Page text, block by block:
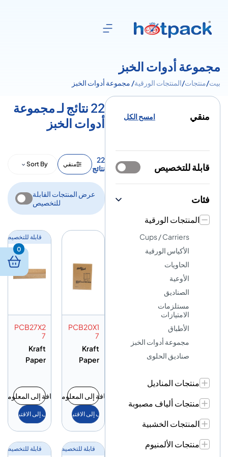
مجموعة أدوات الخبز
بيت/منتجات/المنتجات الورقية/ مجموعة أدوات الخبز
منقي امسح الكل
قابلة للتخصيص
فئات
المنتجات الورقية
Cups / Carriers
الأكياس الورقية
الحاويات
الأوعية
الصناديق
مستلزمات
الامتيازات
الأطباق
مجموعة أدوات الخبز
صناديق الحلوى
منتجات المناديل
منتجات ألياف مصبوبة
المنتجات الخشبية
منتجات الألمنيوم
22 نتائج لـ مجموعة
أدوات الخبز
22
نتائج
منقي Sort By
عرض المنتجات القابلة
للتخصيص
PCB20X1
7
Kraft
Paper
20X17CM
إضافة إلى المعلومات
أضف إلى الاقتباس
قابلة للتخصيص
PCB27X2
7
Kraft
Paper
27X27C
M
إضافة إلى
أضف إلى الاقتباس
قابلة للتخصيص قابلة للتخصيص
0